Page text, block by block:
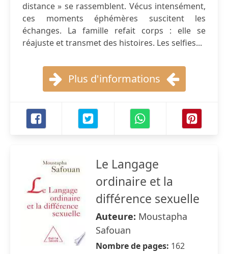
distance » se rassemblent. Vécus intensément,
ces moments éphémères suscitent les
échanges. La famille refait corps : elle se
réajuste et transmet des histoires. Les selfies...
Plus d'informations
Le Langage
ordinaire et la
différence sexuelle
Auteure: Moustapha
Safouan
Nombre de pages: 162